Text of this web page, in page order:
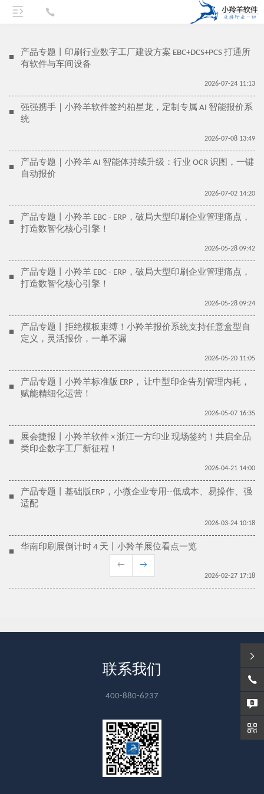
■
产品专题丨印刷行业数字工厂建设方案 EBC+DCS+PCS 打通所
有软件与车间设备
2026-07-24 11:13
■
强强携手｜小羚羊软件签约柏星龙，定制专属 AI 智能报价系
统
2026-07-08 13:49
■
产品专题｜小羚羊 AI 智能体持续升级：行业 OCR 识图，一键
自动报价
2026-07-02 14:20
■
产品专题丨小羚羊 EBC - ERP，破局大型印刷企业管理痛点，
打造数智化核心引擎！
2026-05-28 09:42
■
产品专题丨小羚羊 EBC - ERP，破局大型印刷企业管理痛点，
打造数智化核心引擎！
2026-05-28 09:24
■
产品专题丨拒绝模板束缚！小羚羊报价系统支持任意盒型自
定义，灵活报价，一单不漏
2026-05-20 11:05
■
产品专题丨小羚羊标准版 ERP， 让中型印企告别管理内耗，
赋能精细化运营！
2026-05-07 16:35
■
展会捷报丨小羚羊软件 × 浙江一方印业 现场签约！共启全品
类印企数字工厂新征程！
2026-04-21 14:00
■
产品专题丨基础版ERP，小微企业专用--低成本、易操作、强
适配
2026-03-24 10:18
■
华南印刷展倒计时 4 天丨小羚羊展位看点一览
2026-02-27 17:18
← →
联系我们
400-880-6237